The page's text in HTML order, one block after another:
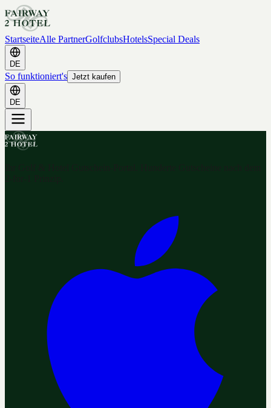
StartseiteAlle PartnerGolfclubsHotelsSpecial Deals
DE
So funktioniert's Jetzt kaufen
DE